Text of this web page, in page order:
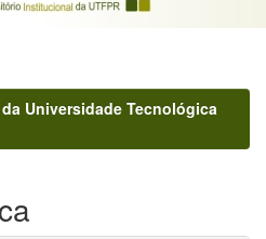
Universidade Tecnológica